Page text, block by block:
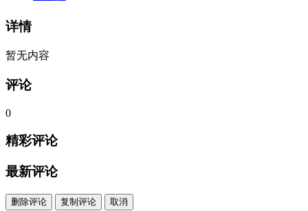
详情
暂无内容
评论
0
精彩评论
最新评论
删除评论 复制评论 取消